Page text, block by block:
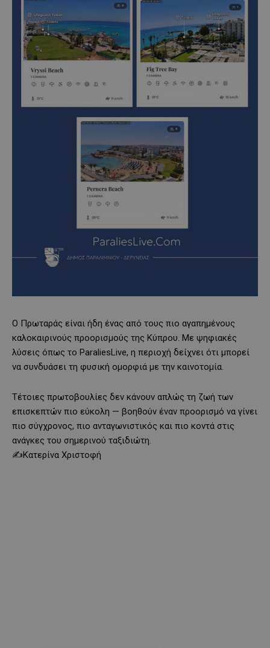
Ο Πρωταράς είναι ήδη ένας από τους πιο αγαπημένους
καλοκαιρινούς προορισμούς της Κύπρου. Με ψηφιακές
λύσεις όπως το ParaliesLive, η περιοχή δείχνει ότι μπορεί
να συνδυάσει τη φυσική ομορφιά με την καινοτομία.
Τέτοιες πρωτοβουλίες δεν κάνουν απλώς τη ζωή των
επισκεπτών πιο εύκολη — βοηθούν έναν προορισμό να γίνει
πιο σύγχρονος, πιο ανταγωνιστικός και πιο κοντά στις
ανάγκες του σημερινού ταξιδιώτη.
✍️Κατερίνα Χριστοφή